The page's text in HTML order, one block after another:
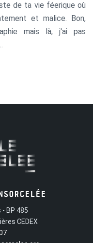
de ta vie féerique où
et malice. Bon,
mais là, j'ai pas
d'employée dans un
BP 485
CEDEX